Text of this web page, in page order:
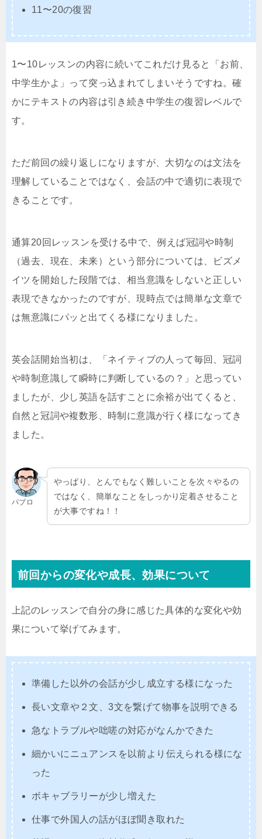
11〜20の復習
1〜10レッスンの内容に続いてこれだけ見ると「お前、
中学生かよ」って突っ込まれてしまいそうですね。確
かにテキストの内容は引き続き中学生の復習レベルで
す。
ただ前回の繰り返しになりますが、大切なのは文法を
理解していることではなく、会話の中で適切に表現で
きることです。
通算20回レッスンを受ける中で、例えば冠詞や時制
（過去、現在、未来）という部分については、ビズメ
イツを開始した段階では、相当意識をしないと正しい
表現できなかったのですが、現時点では簡単な文章で
は無意識にパッと出てくる様になりました。
英会話開始当初は、「ネイティブの人って毎回、冠詞
や時制意識して瞬時に判断しているの？」と思ってい
ましたが、少し英語を話すことに余裕が出てくると、
自然と冠詞や複数形、時制に意識が行く様になってき
ました。
パブロ
やっぱり、とんでもなく難しいことを次々やるの
ではなく、簡単なことをしっかり定着させること
が大事ですね！！
前回からの変化や成長、効果について
上記のレッスンで自分の身に感じた具体的な変化や効
果について挙げてみます。
準備した以外の会話が少し成立する様になった
長い文章や２文、3文を繋げて物事を説明できる
急なトラブルや咄嗟の対応がなんかできた
細かいにニュアンスを以前より伝えられる様にな
った
ボキャブラリーが少し増えた
仕事で外国人の話がほぼ聞き取れた